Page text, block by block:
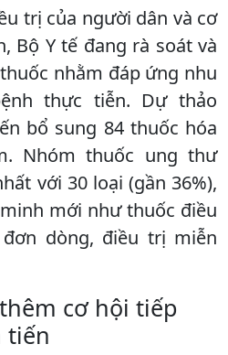
trị của người dân và cơ
Bộ Y tế đang rà soát và
nhằm đáp ứng nhu
thực tiễn. Dự thảo
bổ sung 84 thuốc hóa
Nhóm thuốc ung thư
với 30 loại (gần 36%),
mới như thuốc điều
dòng, điều trị miễn
cơ hội tiếp
tiến